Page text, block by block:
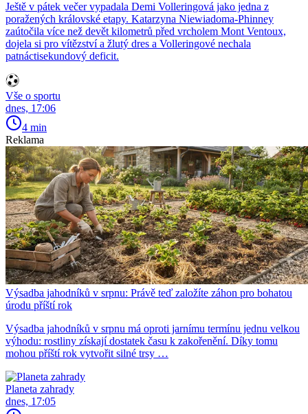
Ještě v pátek večer vypadala Demi Volleringová jako jedna z
poražených královské etapy. Katarzyna Niewiadoma-Phinney
zaútočila více než devět kilometrů před vrcholem Mont Ventoux,
dojela si pro vítězství a žlutý dres a Volleringové nechala
patnáctisekundový deficit.
Vše o sportu
dnes, 17:06
4 min
Reklama
Výsadba jahodníků v srpnu: Právě teď založíte záhon pro bohatou
úrodu příští rok
Výsadba jahodníků v srpnu má oproti jarnímu termínu jednu velkou
výhodu: rostliny získají dostatek času k zakořenění. Díky tomu
mohou příští rok vytvořit silné trsy …
Planeta zahrady
dnes, 17:05